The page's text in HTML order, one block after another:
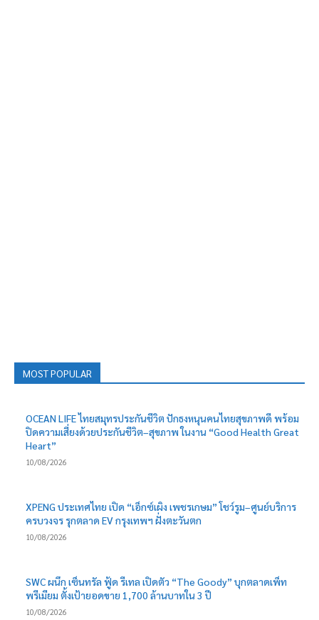
MOST POPULAR
OCEAN LIFE ไทยสมุทรประกันชีวิต ปักธงหนุนคนไทยสุขภาพดี พร้อม
ปิดความเสี่ยงด้วยประกันชีวิต–สุขภาพ ในงาน “Good Health Great
Heart”
10/08/2026
XPENG ประเทศไทย เปิด “เอ็กซ์เผิง เพชรเกษม” โชว์รูม–ศูนย์บริการ
ครบวงจร รุกตลาด EV กรุงเทพฯ ฝั่งตะวันตก
10/08/2026
SWC ผนึก เซ็นทรัล ฟู้ด รีเทล เปิดตัว “The Goody” บุกตลาดเพ็ท
พรีเมียม ตั้งเป้ายอดขาย 1,700 ล้านบาทใน 3 ปี
10/08/2026